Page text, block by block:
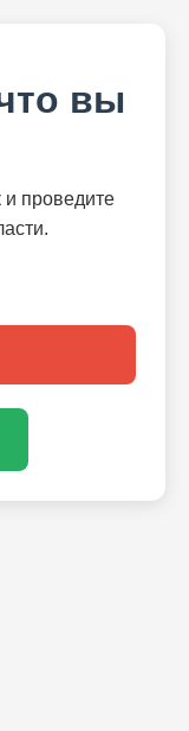
вы
и проведите